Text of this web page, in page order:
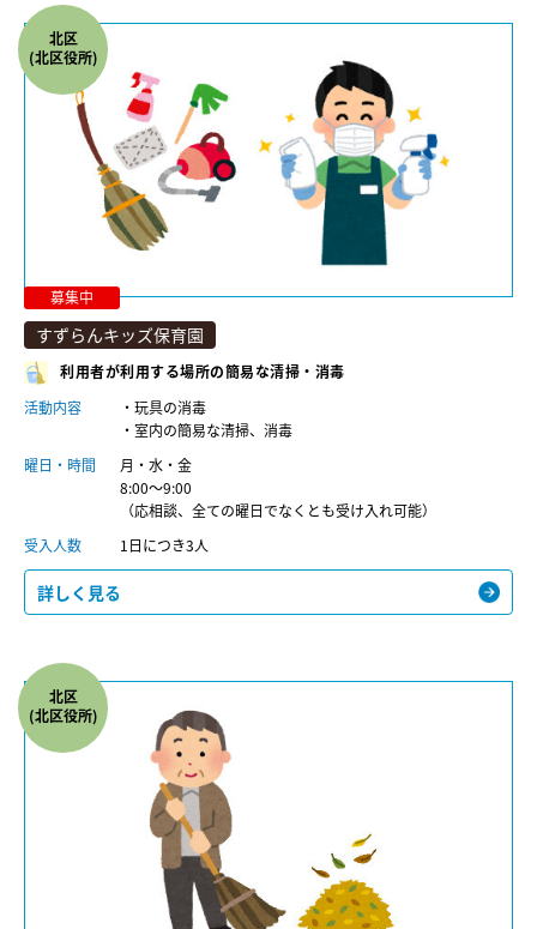
北区
(北区役所)
募集中
すずらんキッズ保育園
利用者が利用する場所の簡易な清掃・消毒
活動内容
・玩具の消毒
・室内の簡易な清掃、消毒
曜日・時間
月・水・金
8:00～9:00
（応相談、全ての曜日でなくとも受け入れ可能）
受入人数
1日につき3人
詳しく見る
北区
(北区役所)